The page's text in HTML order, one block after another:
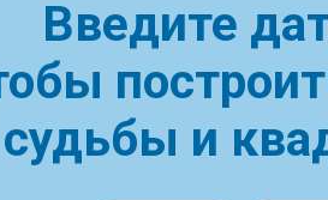
Введите
судьбы и